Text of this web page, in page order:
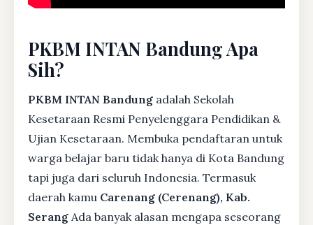
PKBM INTAN Bandung Apa
Sih?
PKBM INTAN Bandung adalah Sekolah
Kesetaraan Resmi Penyelenggara Pendidikan &
Ujian Kesetaraan. Membuka pendaftaran untuk
warga belajar baru tidak hanya di Kota Bandung
tapi juga dari seluruh Indonesia. Termasuk
daerah kamu Carenang (Cerenang), Kab.
Serang Ada banyak alasan mengapa seseorang